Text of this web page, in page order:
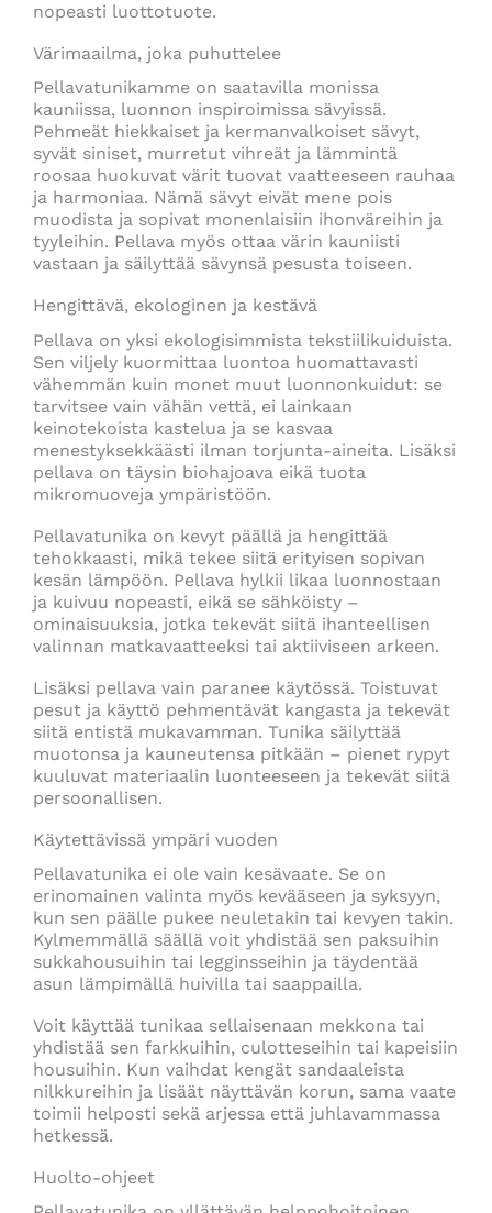
nopeasti luottotuote.
Värimaailma, joka puhuttelee
Pellavatunikamme on saatavilla monissa
kauniissa, luonnon inspiroimissa sävyissä.
Pehmeät hiekkaiset ja kermanvalkoiset sävyt,
syvät siniset, murretut vihreät ja lämmintä
roosaa huokuvat värit tuovat vaatteeseen rauhaa
ja harmoniaa. Nämä sävyt eivät mene pois
muodista ja sopivat monenlaisiin ihonväreihin ja
tyyleihin. Pellava myös ottaa värin kauniisti
vastaan ja säilyttää sävynsä pesusta toiseen.
Hengittävä, ekologinen ja kestävä
Pellava on yksi ekologisimmista tekstiilikuiduista.
Sen viljely kuormittaa luontoa huomattavasti
vähemmän kuin monet muut luonnonkuidut: se
tarvitsee vain vähän vettä, ei lainkaan
keinotekoista kastelua ja se kasvaa
menestyksekkäästi ilman torjunta-aineita. Lisäksi
pellava on täysin biohajoava eikä tuota
mikromuoveja ympäristöön.
Pellavatunika on kevyt päällä ja hengittää
tehokkaasti, mikä tekee siitä erityisen sopivan
kesän lämpöön. Pellava hylkii likaa luonnostaan
ja kuivuu nopeasti, eikä se sähköisty –
ominaisuuksia, jotka tekevät siitä ihanteellisen
valinnan matkavaatteeksi tai aktiiviseen arkeen.
Lisäksi pellava vain paranee käytössä. Toistuvat
pesut ja käyttö pehmentävät kangasta ja tekevät
siitä entistä mukavamman. Tunika säilyttää
muotonsa ja kauneutensa pitkään – pienet rypyt
kuuluvat materiaalin luonteeseen ja tekevät siitä
persoonallisen.
Käytettävissä ympäri vuoden
Pellavatunika ei ole vain kesävaate. Se on
erinomainen valinta myös kevääseen ja syksyyn,
kun sen päälle pukee neuletakin tai kevyen takin.
Kylmemmällä säällä voit yhdistää sen paksuihin
sukkahousuihin tai legginsseihin ja täydentää
asun lämpimällä huivilla tai saappailla.
Voit käyttää tunikaa sellaisenaan mekkona tai
yhdistää sen farkkuihin, culotteseihin tai kapeisiin
housuihin. Kun vaihdat kengät sandaaleista
nilkkureihin ja lisäät näyttävän korun, sama vaate
toimii helposti sekä arjessa että juhlavammassa
hetkessä.
Huolto-ohjeet